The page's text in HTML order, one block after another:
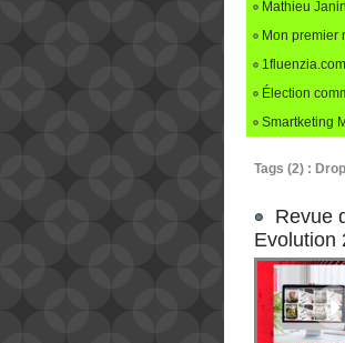
Mathieu
Mon premier
1fluenzia.com
Élection
Smartketing
Tags (2) :
Revue
Evolution